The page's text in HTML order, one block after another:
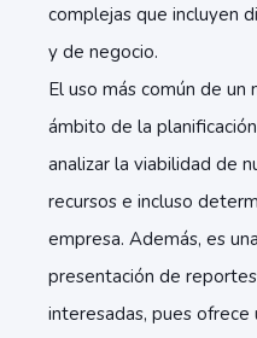
complejas que incluyen
y de negocio.
El uso más común de
ámbito de la
analizar la viabilidad de
recursos e incluso
empresa. Además, es
presentación de
interesadas, pues ofrece